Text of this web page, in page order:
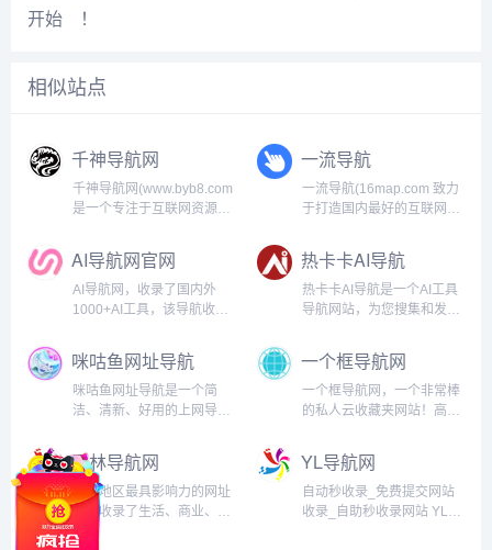
开始 ！
相似站点
千神导航网
千神导航网(www.byb8.com
是一个专注于互联网资源分
选优质免费资源、实用技术
教程、最新活动线报、绿色
软件工具和各类实用网站。
我们致力于打造一个干净、
一流导航
一流导航(16map.com 致力
于打造国内最好的互联网上
全网好用强大的网站网址和
软件包括设计、开发、影
视、人工智能、AI、运营、
生活、休闲、办公、工具、
AI导航网官网
AI导航网，收录了国内外
1000+AI工具，该导航收录
视频制作、AI音乐生成、AI
图片处理、AI音频处理、AI
办公软件、AI辅助编程、AI
开放平台、AI资讯、AI算力
热卡卡AI导航
热卡卡AI导航是一个AI工具
导航网站，为您搜集和发现
括AI学术，AI写作和对话，
AI绘画，AI视频生成，AI图
片处理，AI音频，AI编程等
各个领域的AI工具，希望大
咪咕鱼网址导航
咪咕鱼网址导航是一个简
洁、清新、好用的上网导航
网址和分类，选择最适合你
的背景和布局，设置喜欢的
搜索引擎，帮助你快速地上
网冲浪，找到想要的网站和
信息。...
一个框导航网
一个框导航网，一个非常棒
的私人云收藏夹网站！高价
平台！收录了各种五花八门
网址于一个站，整合了多个
常用搜索于一个框，集便
捷、简洁、高效、实用于一
玉林导航网
玉林地区最具影响力的网址
站，收录了生活、商业、行
业、技术、知识、设计、影
YL导航网
自动秒收录_免费提交网站
收录_自助秒收录网站 YL导